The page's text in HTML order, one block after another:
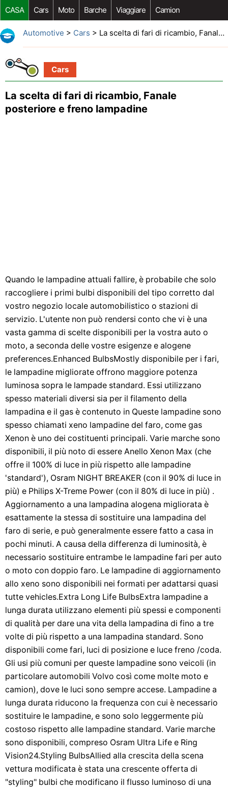
CASA Cars Moto Barche Viaggiare Camion
Riparazione Auto Acquisto Auto Car Opzioni Aftermarket
Automotive > Cars > La scelta di fari di ricambio, Fanale posteriore e freno lampadine
Cars
La scelta di fari di ricambio, Fanale
posteriore e freno lampadine
Quando le lampadine attuali fallire, è probabile che solo
raccogliere i primi bulbi disponibili del tipo corretto dal
vostro negozio locale automobilistico o stazioni di
servizio. L'utente non può rendersi conto che vi è una
vasta gamma di scelte disponibili per la vostra auto o
moto, a seconda delle vostre esigenze e alogene
preferences.Enhanced BulbsMostly disponibile per i fari,
le lampadine migliorate offrono maggiore potenza
luminosa sopra le lampade standard. Essi utilizzano
spesso materiali diversi sia per il filamento della
lampadina e il gas è contenuto in Queste lampadine sono
spesso chiamati xeno lampadine del faro, come gas
Xenon è uno dei costituenti principali. Varie marche sono
disponibili, il più noto di essere Anello Xenon Max (che
offre il 100% di luce in più rispetto alle lampadine
'standard'), Osram NIGHT BREAKER (con il 90% di luce in
più) e Philips X-Treme Power (con il 80% di luce in più) .
Aggiornamento a una lampadina alogena migliorata è
esattamente la stessa di sostituire una lampadina del
faro di serie, e può generalmente essere fatto a casa in
pochi minuti. A causa della differenza di luminosità, è
necessario sostituire entrambe le lampadine fari per auto
o moto con doppio faro. Le lampadine di aggiornamento
allo xeno sono disponibili nei formati per adattarsi quasi
tutte vehicles.Extra Long Life BulbsExtra lampadine a
lunga durata utilizzano elementi più spessi e componenti
di qualità per dare una vita della lampadina di fino a tre
volte di più rispetto a una lampadina standard. Sono
disponibili come fari, luci di posizione e luce freno /coda.
Gli usi più comuni per queste lampadine sono veicoli (in
particolare automobili Volvo così come molte moto e
camion), dove le luci sono sempre accese. Lampadine a
lunga durata riducono la frequenza con cui è necessario
sostituire le lampadine, e sono solo leggermente più
costoso rispetto alle lampadine standard. Varie marche
sono disponibili, compreso Osram Ultra Life e Ring
Vision24.Styling BulbsAllied alla crescita della scena
vettura modificata è stata una crescente offerta di
"styling" bulbi che modificano il flusso luminoso di una